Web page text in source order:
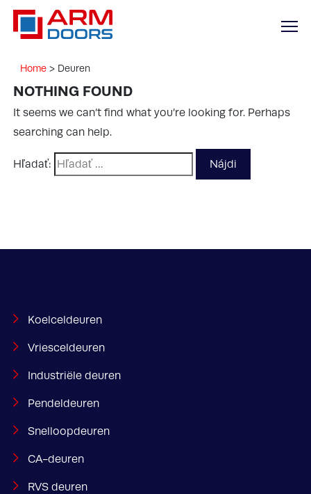
Home > Deuren
NOTHING FOUND
It seems we can’t find what you’re looking for. Perhaps
searching can help.
Hľadať:
Koelceldeuren
Vriesceldeuren
Industriële deuren
Pendeldeuren
Snelloopdeuren
CA-deuren
RVS deuren